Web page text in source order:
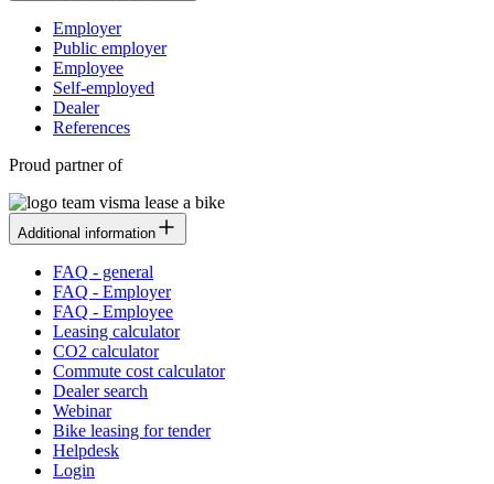
Employer
Public employer
Employee
Self-employed
Dealer
References
Proud partner of
Additional information
FAQ - general
FAQ - Employer
FAQ - Employee
Leasing calculator
CO2 calculator
Commute cost calculator
Dealer search
Webinar
Bike leasing for tender
Helpdesk
Login